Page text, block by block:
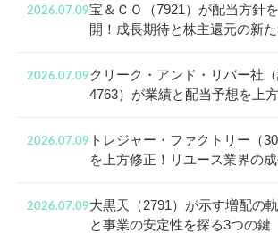
2026.07.09宝＆ＣＯ（7921）が配当方針
開！成長期待と株主還元の新
2026.07.09 クリーク・アンド・リバー社
4763）が業績と配当予想を上
2026.07.09 トレジャー・ファクトリー（
を上方修正！リユース業界の
2026.07.09大黒天（2791）が示す増配の
と事業の安定性を探る3つの鍵